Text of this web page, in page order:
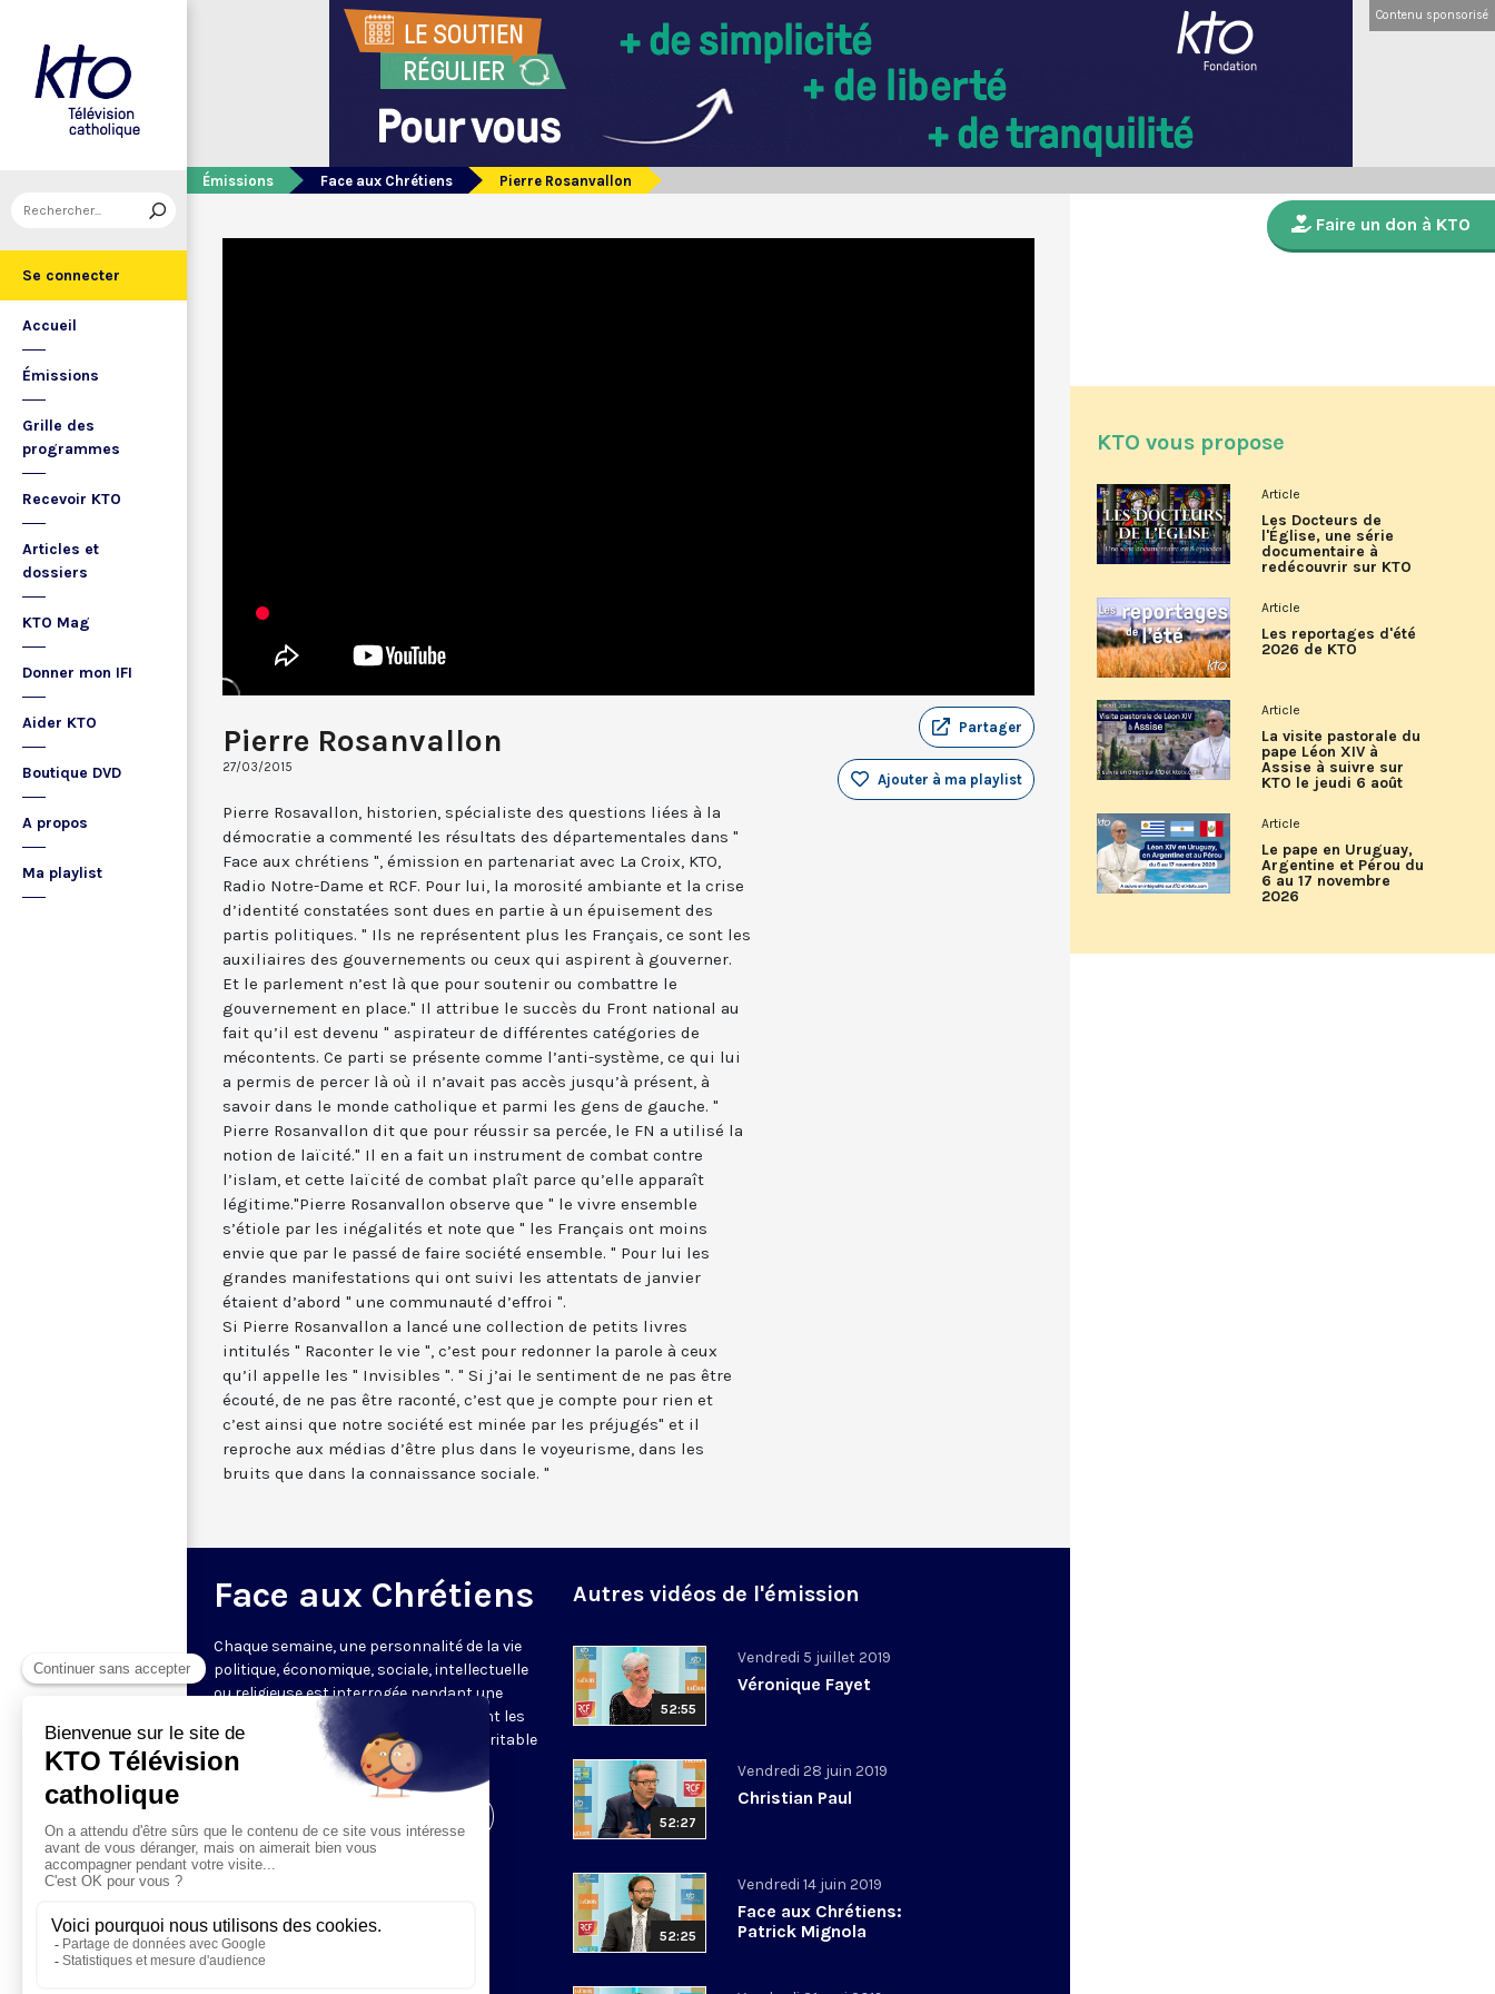
Se connecter
Accueil
Émissions
Grille des
programmes
Recevoir KTO
Articles et
dossiers
KTO Mag
Donner mon IFI
Aider KTO
Boutique DVD
A propos
Ma playlist
Contenu sponsorisé
Émissions Face aux Chrétiens Pierre Rosanvallon
Pierre Rosanvallon
27/03/2015
Partager
Ajouter à ma playlist
Pierre Rosavallon, historien, spécialiste des questions liées à la
démocratie a commenté les résultats des départementales dans "
Face aux chrétiens ", émission en partenariat avec La Croix, KTO,
Radio Notre-Dame et RCF. Pour lui, la morosité ambiante et la crise
d’identité constatées sont dues en partie à un épuisement des
partis politiques. " Ils ne représentent plus les Français, ce sont les
auxiliaires des gouvernements ou ceux qui aspirent à gouverner.
Et le parlement n’est là que pour soutenir ou combattre le
gouvernement en place." Il attribue le succès du Front national au
fait qu’il est devenu " aspirateur de différentes catégories de
mécontents. Ce parti se présente comme l’anti-système, ce qui lui
a permis de percer là où il n’avait pas accès jusqu’à présent, à
savoir dans le monde catholique et parmi les gens de gauche. "
Pierre Rosanvallon dit que pour réussir sa percée, le FN a utilisé la
notion de laïcité." Il en a fait un instrument de combat contre
l’islam, et cette laïcité de combat plaît parce qu’elle apparaît
légitime."Pierre Rosanvallon observe que " le vivre ensemble
s’étiole par les inégalités et note que " les Français ont moins
envie que par le passé de faire société ensemble. " Pour lui les
grandes manifestations qui ont suivi les attentats de janvier
étaient d’abord " une communauté d’effroi ".
Si Pierre Rosanvallon a lancé une collection de petits livres
intitulés " Raconter le vie ", c’est pour redonner la parole à ceux
qu’il appelle les " Invisibles ". " Si j’ai le sentiment de ne pas être
écouté, de ne pas être raconté, c’est que je compte pour rien et
c’est ainsi que notre société est minée par les préjugés" et il
reproche aux médias d’être plus dans le voyeurisme, dans les
bruits que dans la connaissance sociale. "
Face aux Chrétiens
Chaque semaine, une personnalité de la vie
politique, économique, sociale, intellectuelle
ou religieuse est interrogée pendant une
heure par les journalistes représentant les
rédactions partenaires, offrant une véritable
mise en perspective de l’actualité.
Autres vidéos de l'émission
52:55
Vendredi 5 juillet 2019
Véronique Fayet
52:27
Vendredi 28 juin 2019
Christian Paul
52:25
Vendredi 14 juin 2019
Face aux Chrétiens:
Patrick Mignola
Faire un don à KTO
KTO vous propose
Article
Les Docteurs de
l'Église, une série
documentaire à
redécouvrir sur KTO
Article
Les reportages d'été
2026 de KTO
Article
La visite pastorale du
pape Léon XIV à
Assise à suivre sur
KTO le jeudi 6 août
Article
Le pape en Uruguay,
Argentine et Pérou du
6 au 17 novembre
2026